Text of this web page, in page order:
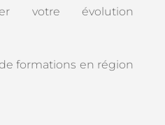
votre évolution
formations en région